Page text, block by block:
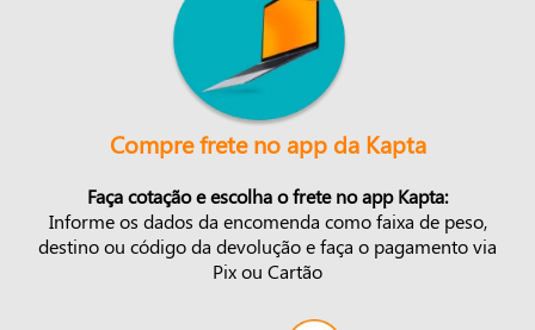
Compre frete no app da Kapta
Faça cotação e escolha o frete no app Kapta:
Informe os dados da encomenda como faixa de peso,
destino ou código da devolução e faça o pagamento via
Pix ou Cartão